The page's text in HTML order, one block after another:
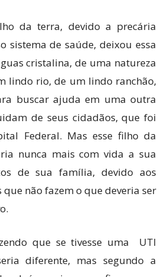
da terra, devido a precária
sistema de saúde, deixou essa
cristalina, de uma natureza
lindo rio, de um lindo ranchão,
buscar ajuda em uma outra
de seus cidadãos, que foi
Federal. Mas esse filho da
nunca mais com vida a sua
de sua família, devido aos
que não fazem o que deveria ser
que se tivesse uma UTI
diferente, mas segundo a